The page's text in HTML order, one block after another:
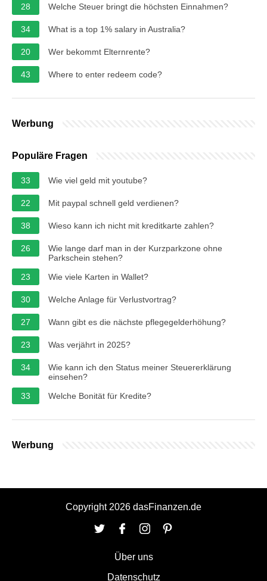
28 Welche Steuer bringt die höchsten Einnahmen?
34 What is a top 1% salary in Australia?
20 Wer bekommt Elternrente?
43 Where to enter redeem code?
Werbung
Populäre Fragen
33 Wie viel geld mit youtube?
22 Mit paypal schnell geld verdienen?
38 Wieso kann ich nicht mit kreditkarte zahlen?
26
Wie lange darf man in der Kurzparkzone ohne
Parkschein stehen?
23
Wie viele Karten in Wallet?
30 Welche Anlage für Verlustvortrag?
27 Wann gibt es die nächste pflegegelderhöhung?
23 Was verjährt in 2025?
34
Wie kann ich den Status meiner Steuererklärung
einsehen?
33
Welche Bonität für Kredite?
Werbung
Copyright 2026 dasFinanzen.de
Über uns
Datenschutz